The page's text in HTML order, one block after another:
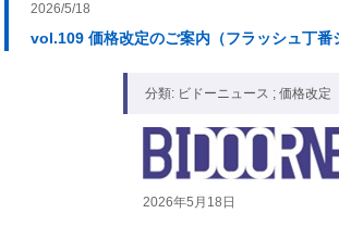
2026/5/18
vol.109 価格改定のご案内（フラッシュ丁番
分類: ビドーニュース ; 価格改定
2026年5月18日